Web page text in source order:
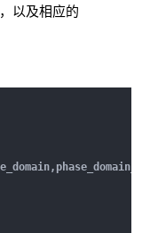
以及相应的